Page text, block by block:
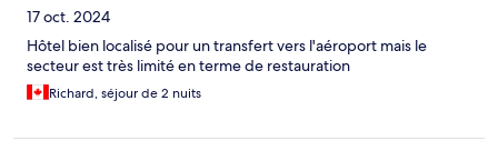
17 oct. 2024
Hôtel bien localisé pour un transfert vers l'aéroport mais le
secteur est très limité en terme de restauration
Richard, séjour de 2 nuits